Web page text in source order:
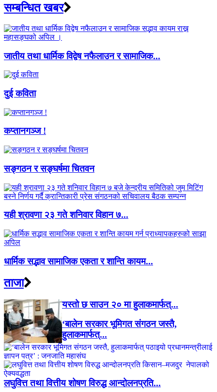
सम्बन्धित खबर
जातीय तथा धार्मिक विद्वेष नफैलाउन र सामाजिक...
दुई कविता
कप्तानगञ्ज !
सङ्गठन र सङ्घर्षमा चितवन
यही श्रावणा २३ गते शनिवार विहान ७...
धार्मिक सद्भाव सामाजिक एकता र शान्ति कायम...
ताजा
यस्तो छ साउन २० मा हुलाकमार्फत्...
‘बालेन सरकार भूमिगत संगठन जस्तै,
हुलाकमार्फत्...
लघुवित्त तथा वित्तीय शोषण विरुद्ध आन्दोलनप्रति...